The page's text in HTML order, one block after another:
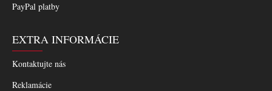
PayPal platby
EXTRA INFORMÁCIE
Kontaktujte nás
Reklamácie